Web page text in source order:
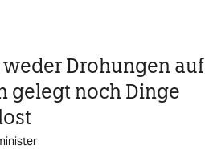
Drohungen auf
gelegt noch Dinge